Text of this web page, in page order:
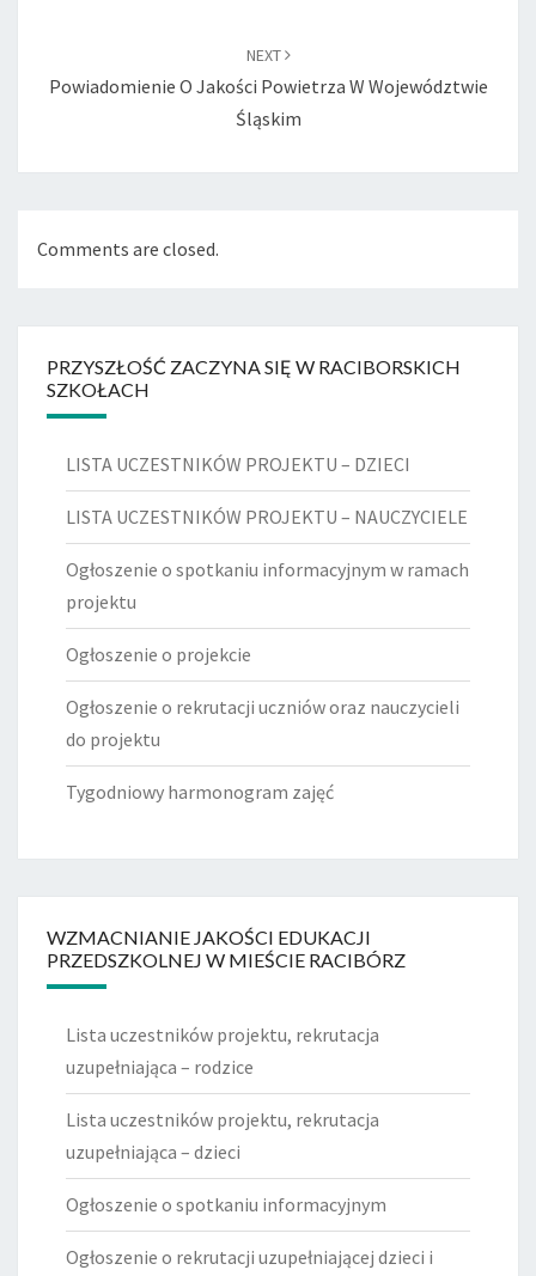
NEXT
Powiadomienie O Jakości Powietrza W Województwie
Śląskim
Comments are closed.
PRZYSZŁOŚĆ ZACZYNA SIĘ W RACIBORSKICH
SZKOŁACH
LISTA UCZESTNIKÓW PROJEKTU – DZIECI
LISTA UCZESTNIKÓW PROJEKTU – NAUCZYCIELE
Ogłoszenie o spotkaniu informacyjnym w ramach
projektu
Ogłoszenie o projekcie
Ogłoszenie o rekrutacji uczniów oraz nauczycieli
do projektu
Tygodniowy harmonogram zajęć
WZMACNIANIE JAKOŚCI EDUKACJI
PRZEDSZKOLNEJ W MIEŚCIE RACIBÓRZ
Lista uczestników projektu, rekrutacja
uzupełniająca – rodzice
Lista uczestników projektu, rekrutacja
uzupełniająca – dzieci
Ogłoszenie o spotkaniu informacyjnym
Ogłoszenie o rekrutacji uzupełniającej dzieci i